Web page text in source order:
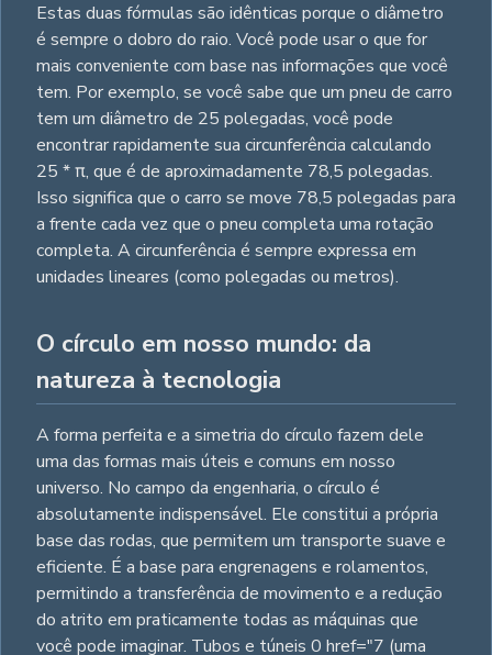
Estas duas fórmulas são idênticas porque o diâmetro
é sempre o dobro do raio. Você pode usar o que for
mais conveniente com base nas informações que você
tem. Por exemplo, se você sabe que um pneu de carro
tem um diâmetro de 25 polegadas, você pode
encontrar rapidamente sua circunferência calculando
25 * π, que é de aproximadamente 78,5 polegadas.
Isso significa que o carro se move 78,5 polegadas para
a frente cada vez que o pneu completa uma rotação
completa. A circunferência é sempre expressa em
unidades lineares (como polegadas ou metros).
O círculo em nosso mundo: da
natureza à tecnologia
A forma perfeita e a simetria do círculo fazem dele
uma das formas mais úteis e comuns em nosso
universo. No campo da engenharia, o círculo é
absolutamente indispensável. Ele constitui a própria
base das rodas, que permitem um transporte suave e
eficiente. É a base para engrenagens e rolamentos,
permitindo a transferência de movimento e a redução
do atrito em praticamente todas as máquinas que
você pode imaginar. Tubos e túneis 0 href="7 (uma